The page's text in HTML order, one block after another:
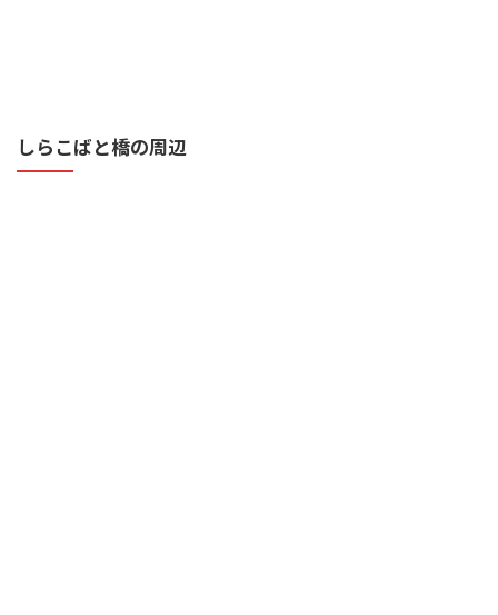
しらこばと橋の周辺